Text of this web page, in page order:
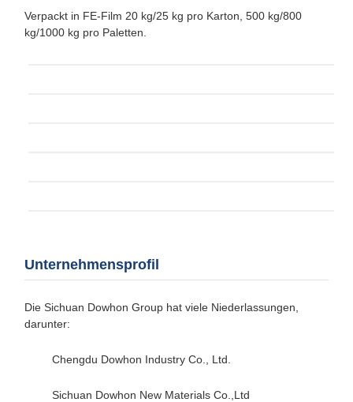
Verpackt in FE-Film 20 kg/25 kg pro Karton, 500 kg/800
kg/1000 kg pro Paletten.
Unternehmensprofil
Die Sichuan Dowhon Group hat viele Niederlassungen,
darunter:
Chengdu Dowhon Industry Co., Ltd.
Sichuan Dowhon New Materials Co.,Ltd